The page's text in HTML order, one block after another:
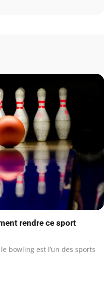
rendre ce sport
bowling est l’un des sports